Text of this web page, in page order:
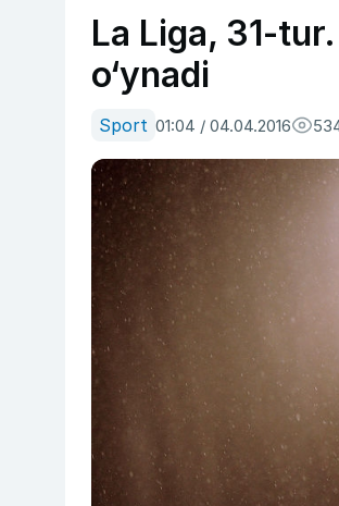
La Liga, 31-
o‘ynadi
Sport 01:04 / 04.04.2016